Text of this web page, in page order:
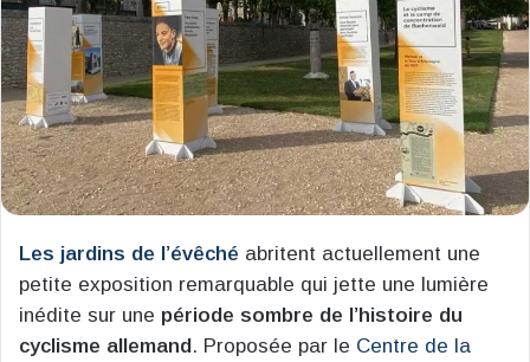
Les jardins de l’évêché abritent actuellement une
petite exposition remarquable qui jette une lumière
inédite sur une période sombre de l’histoire du
cyclisme allemand . Proposée par le Centre de la